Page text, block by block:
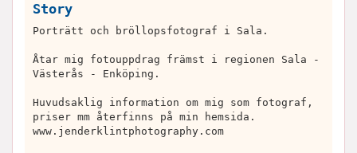
Story
Porträtt och bröllopsfotograf i Sala.
Åtar mig fotouppdrag främst i regionen Sala -
Västerås - Enköping.
Huvudsaklig information om mig som fotograf,
priser mm återfinns på min hemsida.
www.jenderklintphotography.com